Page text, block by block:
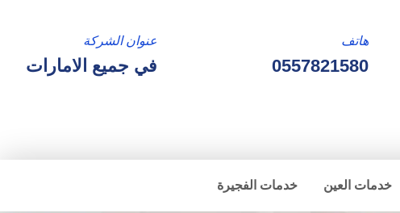
عنوان الشركة
في جميع الامارات
هاتف
0557821580
خدمات العين خدمات الفجيرة